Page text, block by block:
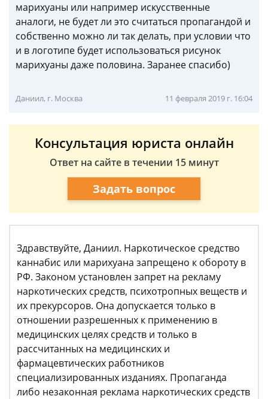
марихуаны или например искусственные
аналоги, не будет ли это считаться пропагандой и
собственно можно ли так делать, при условии что
и в логотипе будет использоваться рисунок
марихуаны даже половина. Заранее спасибо)
Даниил, г. Москва 11 февраля 2019 г. 16:04
Консультация юриста онлайн
Ответ на сайте в течении 15 минут
Задать вопрос
Здравствуйте, Даниил. Наркотическое средство
каннабис или марихуана запрещено к обороту в
РФ. Законом установлен запрет на рекламу
наркотических средств, психотропных веществ и
их прекурсоров. Она допускается только в
отношении разрешенных к применению в
медицинских целях средств и только в
рассчитанных на медицинских и
фармацевтических работников
специализированных изданиях. Пропаганда
либо незаконная реклама наркотических средств